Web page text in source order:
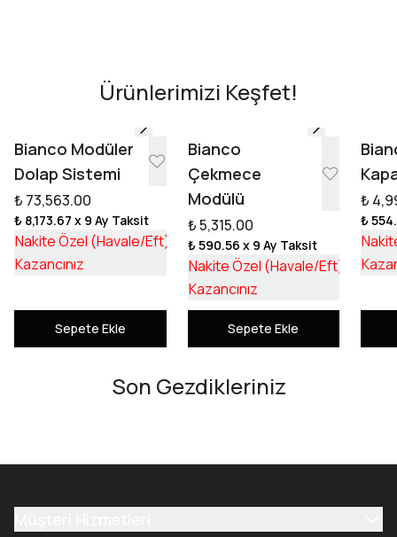
Tasarıma Başla
Ürünlerimizi Keşfet!
Bianco Modüler
Dolap Sistemi
₺ 73,563.00
₺ 8,173.67 x 9 Ay Taksit
Nakite Özel (Havale/Eft) ₺ 55,253.17
Kazancınız ₺ 18,309.83
Sepete Ekle
Bianco
Çekmece
Modülü
₺ 5,315.00
₺ 590.56 x 9 Ay Taksit
Nakite Özel (Havale/Eft) ₺
Kazancınız
Sepete Ekle
₺
₺
Son Gezdikleriniz